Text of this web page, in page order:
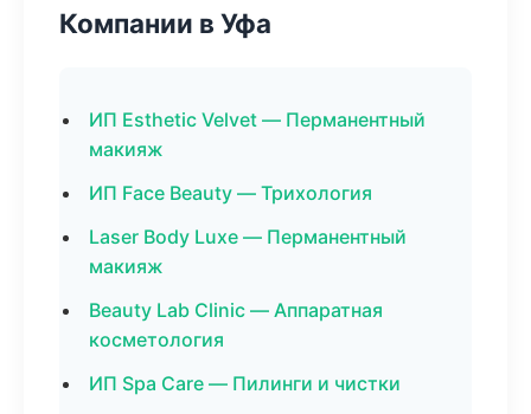
Компании в Уфа
ИП Esthetic Velvet — Перманентный
макияж
ИП Face Beauty — Трихология
Laser Body Luxe — Перманентный
макияж
Beauty Lab Clinic — Аппаратная
косметология
ИП Spa Care — Пилинги и чистки